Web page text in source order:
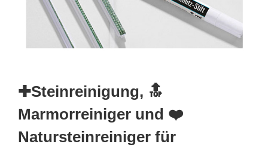
✚Steinreinigung, 🔝
Marmorreiniger und ❤️
Natursteinreiniger für